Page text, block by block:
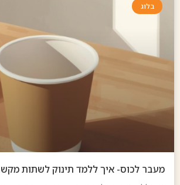
בלוג
מעבר לכוס- איך ללמד תינוק לשתות